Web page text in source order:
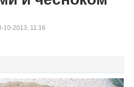
10-2013, 11:16